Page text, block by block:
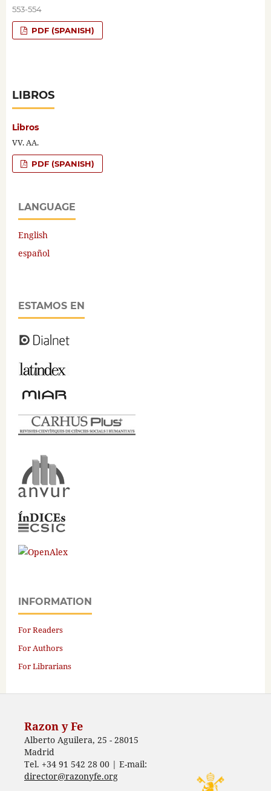
553-554
PDF (SPANISH)
LIBROS
Libros
VV. AA.
PDF (SPANISH)
LANGUAGE
English
español
ESTAMOS EN
INFORMATION
For Readers
For Authors
For Librarians
Razon y Fe
Alberto Aguilera, 25 - 28015
Madrid
Tel. +34 91 542 28 00 | E-mail:
director@razonyfe.org